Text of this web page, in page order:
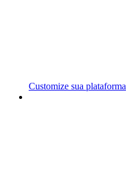
Customize sua plataforma